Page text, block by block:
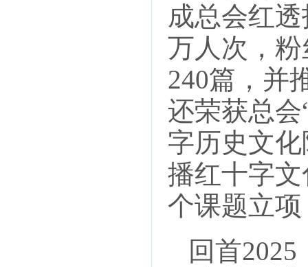
成总会红
万人次，
240篇，并
还荣获总
字历史文
播红十字
个课题立
回首2025